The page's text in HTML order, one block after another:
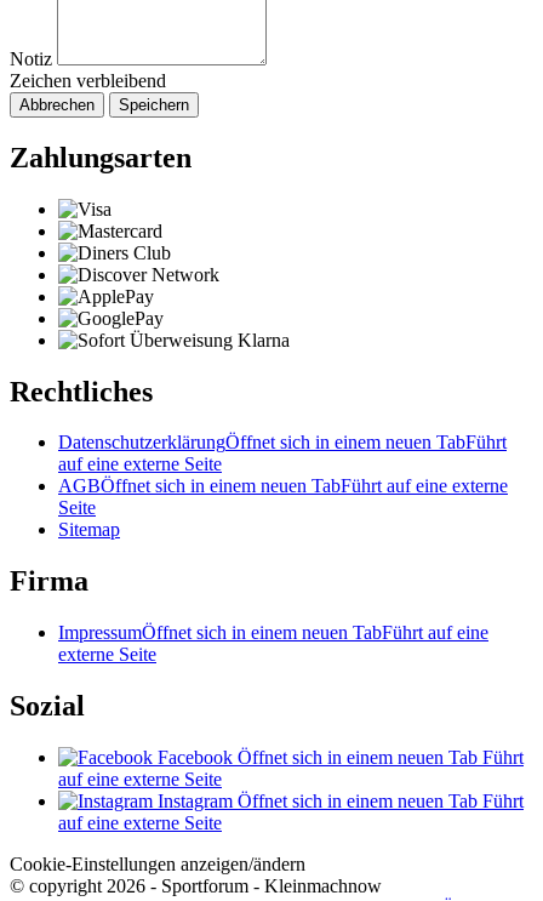
Notiz
Zeichen verbleibend
Abbrechen Speichern
Zahlungsarten
Rechtliches
DatenschutzerklärungÖffnet sich in einem neuen TabFührt
auf eine externe Seite
AGBÖffnet sich in einem neuen TabFührt auf eine externe
Seite
Sitemap
Firma
ImpressumÖffnet sich in einem neuen TabFührt auf eine
externe Seite
Sozial
Facebook Öffnet sich in einem neuen Tab Führt
auf eine externe Seite
Instagram Öffnet sich in einem neuen Tab Führt
auf eine externe Seite
Cookie-Einstellungen anzeigen/ändern
© copyright 2026 - Sportforum - Kleinmachnow